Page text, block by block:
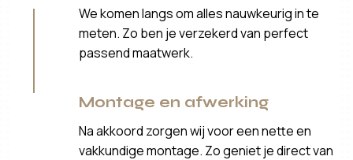
We komen langs om alles nauwkeurig in te
meten. Zo ben je verzekerd van perfect
passend maatwerk.
Montage en afwerking
Na akkoord zorgen wij voor een nette en
vakkundige montage. Zo geniet je direct van